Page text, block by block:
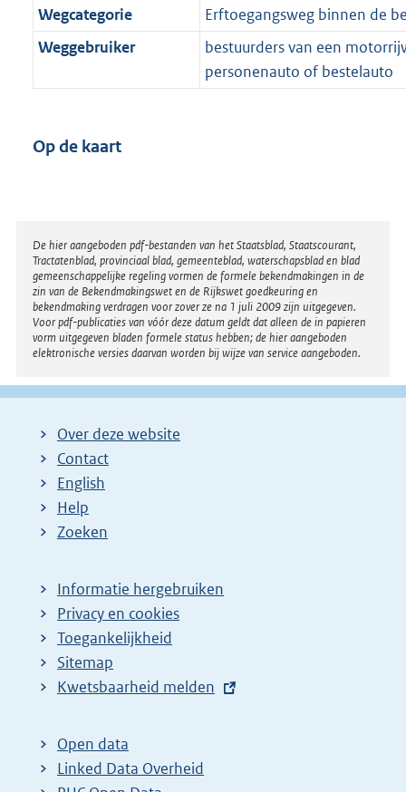
Wegcategorie
Erftoegangsweg binnen de
Weggebruiker
bestuurders van een
personenauto of bestelauto
Op de kaart
Disclaimer
De hier aangeboden pdf-bestanden van het Staatsblad, Staatscourant,
Tractatenblad, provinciaal blad, gemeenteblad, waterschapsblad en blad
gemeenschappelijke regeling vormen de formele bekendmakingen in de
zin van de Bekendmakingswet en de Rijkswet goedkeuring en
bekendmaking verdragen voor zover ze na 1 juli 2009 zijn uitgegeven.
Voor pdf-publicaties van vóór deze datum geldt dat alleen de in papieren
vorm uitgegeven bladen formele status hebben; de hier aangeboden
elektronische versies daarvan worden bij wijze van service aangeboden.
Over deze website
Contact
English
Help
Zoeken
Informatie hergebruiken
Privacy en cookies
Toegankelijkheid
Sitemap
E
t
e
r
Kwetsbaarheid melden
Open data
Linked Data Overheid